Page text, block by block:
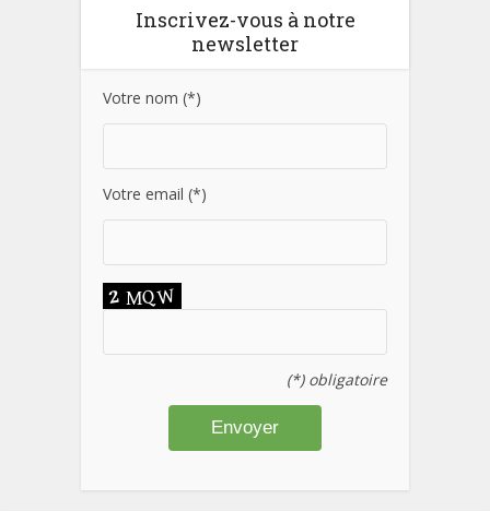
Inscrivez-vous à notre
newsletter
Votre nom (*)
Votre email (*)
(*) obligatoire